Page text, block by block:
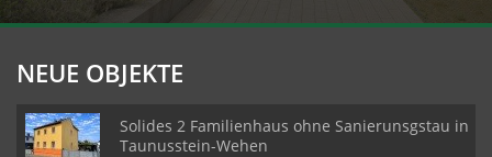
NEUE OBJEKTE
Solides 2 Familienhaus ohne Sanierunsgstau in
Taunusstein-Wehen